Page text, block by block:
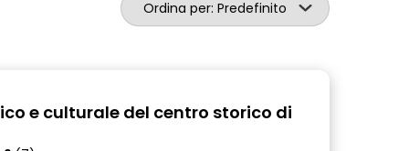
Ordina per: Predefinito
e culturale del centro storico di